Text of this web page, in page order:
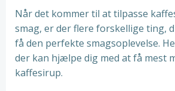
Når det kommer til at tilpasse
smag, er der flere forskellige ting,
få den perfekte smagsoplevelse.
der kan hjælpe dig med at få mest
kaffesirup.